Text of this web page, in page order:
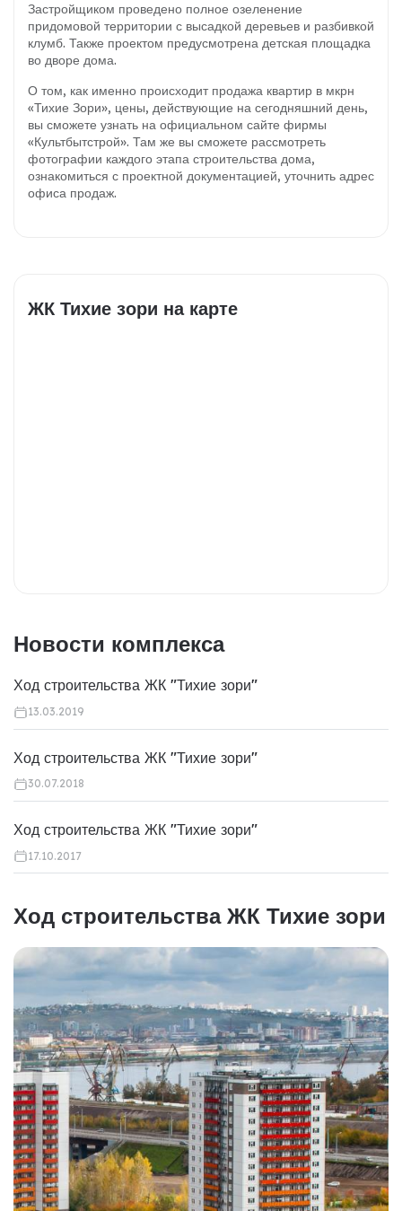
Застройщиком проведено полное озеленение
придомовой территории с высадкой деревьев и разбивкой
клумб. Также проектом предусмотрена детская площадка
во дворе дома.
О том, как именно происходит продажа квартир в мкрн
«Тихие Зори», цены, действующие на сегодняшний день,
вы сможете узнать на официальном сайте фирмы
«Культбытстрой». Там же вы сможете рассмотреть
фотографии каждого этапа строительства дома,
ознакомиться с проектной документацией, уточнить адрес
офиса продаж.
ЖК Тихие зори на карте
Новости комплекса
Ход строительства ЖК "Тихие зори"
13.03.2019
Ход строительства ЖК "Тихие зори"
30.07.2018
Ход строительства ЖК "Тихие зори"
17.10.2017
Ход строительства ЖК Тихие зори